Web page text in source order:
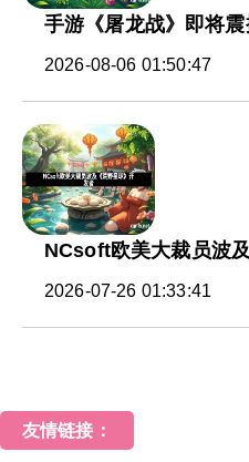
手游《屠龙战》即将
2026-08-06 01:50:47
NCsoft欧美大裁员波
2026-07-26 01:33:41
友情链接：